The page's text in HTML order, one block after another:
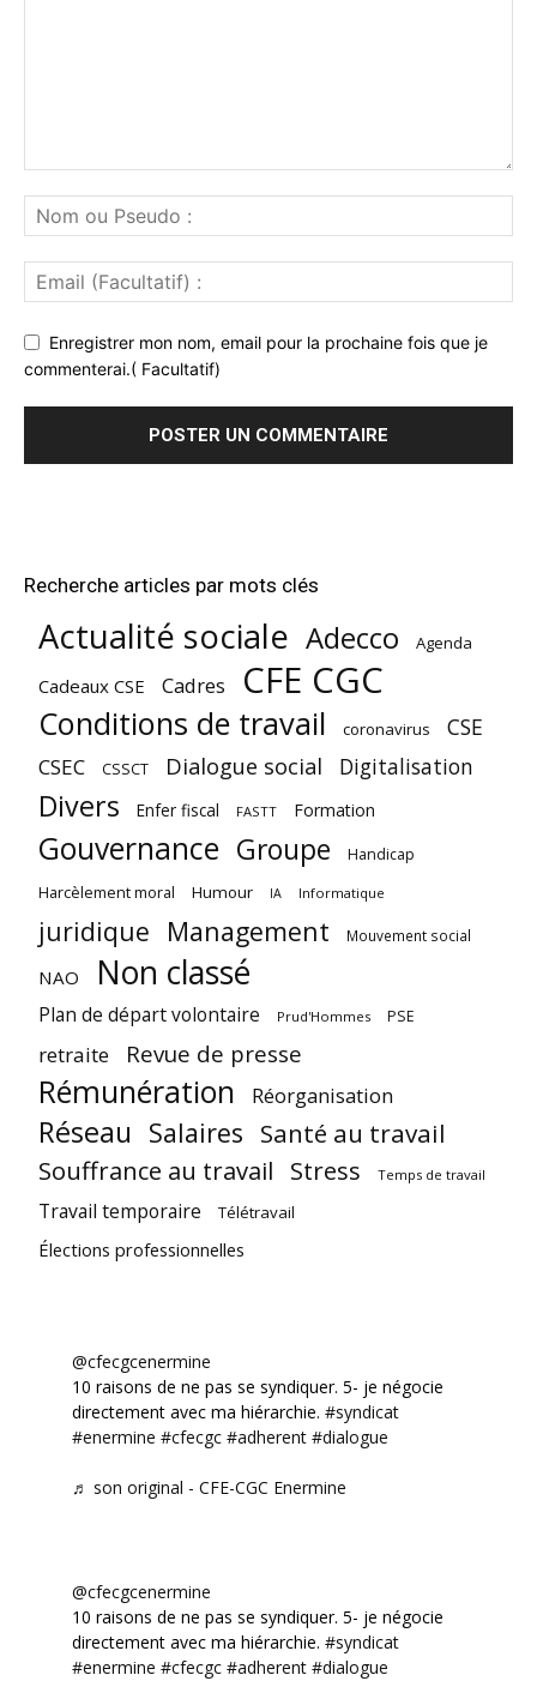
Enregistrer mon nom, email pour la prochaine fois que je
commenterai.( Facultatif)
Recherche articles par mots clés
Actualité sociale Adecco Agenda
Cadeaux CSE Cadres CFE CGC
Conditions de travail coronavirus CSE
CSEC CSSCT Dialogue social Digitalisation
Divers Enfer fiscal FASTT Formation
Gouvernance Groupe Handicap
Harcèlement moral Humour IA Informatique
juridique Management Mouvement social
NAO Non classé
Plan de départ volontaire Prud'Hommes PSE
retraite Revue de presse
Rémunération Réorganisation
Réseau Salaires Santé au travail
Souffrance au travail Stress Temps de travail
Travail temporaire Télétravail
Élections professionnelles
@cfecgcenermine
10 raisons de ne pas se syndiquer. 5- je négocie
directement avec ma hiérarchie. #syndicat
#enermine #cfecgc #adherent #dialogue
♬ son original - CFE-CGC Enermine
@cfecgcenermine
10 raisons de ne pas se syndiquer. 5- je négocie
directement avec ma hiérarchie. #syndicat
#enermine #cfecgc #adherent #dialogue